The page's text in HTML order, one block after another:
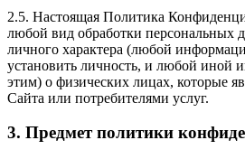
2.5. Настоящая Политика
любой вид обработки персональных
личного характера (любой
установить личность, и любой иной
этим) о физических лицах, которые
Cайта или потребителями услуг.
3. Предмет политики